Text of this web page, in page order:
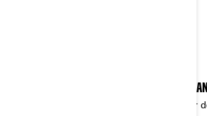
2023
À partir